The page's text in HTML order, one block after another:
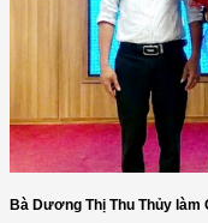
Bà Dương Thị Thu Thủy làm